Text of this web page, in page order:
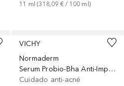
11 ml (318,09 € / 100 ml )
VICHY
Normaderm
Serum Probio-Bha Anti-Imperfecciones
Cuidado anti-acné